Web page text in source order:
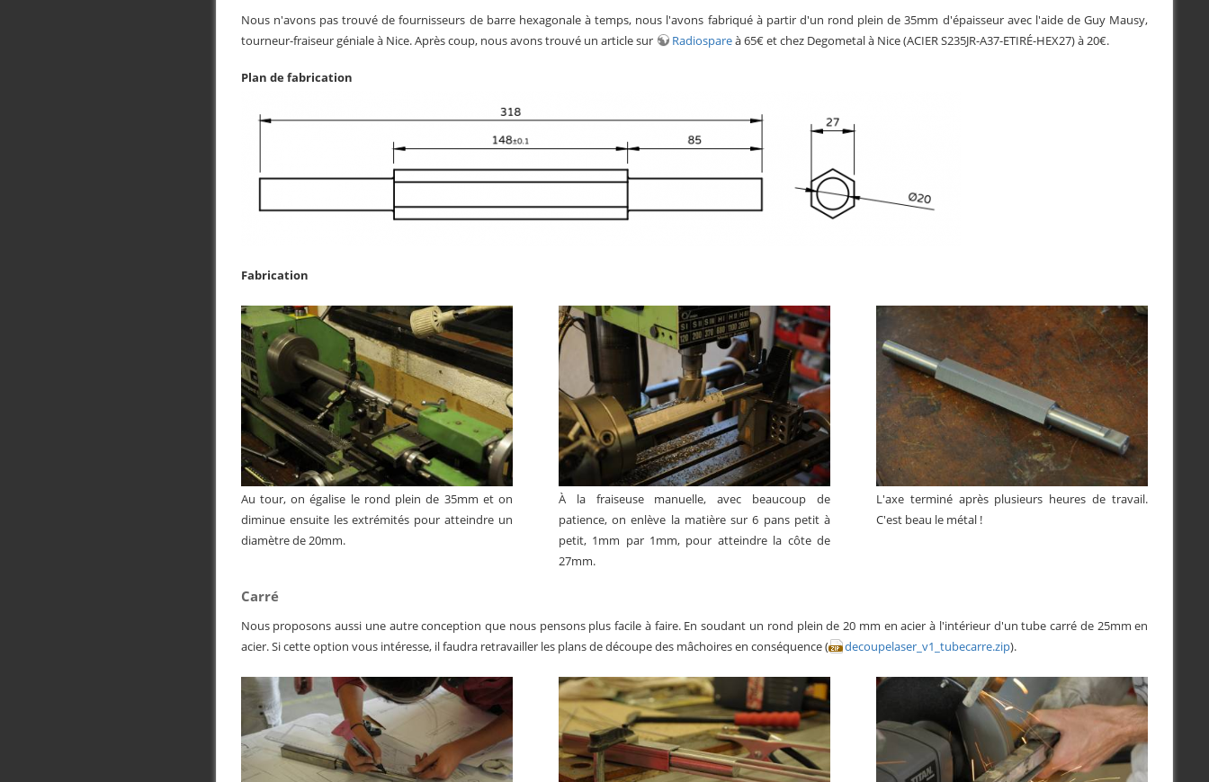
Nous n'avons pas trouvé de fournisseurs de barre hexagonale à temps, nous l'avons fabriqué à partir d'un rond plein de 35mm d'épaisseur avec l'aide de Guy Mausy,
tourneur-fraiseur géniale à Nice. Après coup, nous avons trouvé un article sur
Radiospareà 65€ et chez Degometal à Nice (ACIER S235JR-A37-ETIRÉ-HEX27) à 20€.
Plan de fabrication
Fabrication
Au tour, on égalise le rond plein de 35mm et on
diminue ensuite les extrémités pour atteindre un
diamètre de 20mm.
À la fraiseuse manuelle, avec beaucoup de
patience, on enlève la matière sur 6 pans petit à
petit, 1mm par 1mm, pour atteindre la côte de
27mm.
L'axe terminé après plusieurs heures de travail.
C'est beau le métal !
Carré
Nous proposons aussi une autre conception que nous pensons plus facile à faire. En soudant un rond plein de 20 mm en acier à l'intérieur d'un tube carré de 25mm en
acier. Si cette option vous intéresse, il faudra retravailler les plans de découpe des mâchoires en conséquence (
decoupelaser_v1_tubecarre.zip).